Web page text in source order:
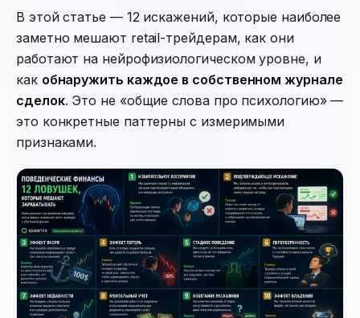
В этой статье — 12 искажений, которые наиболее
заметно мешают retail-трейдерам, как они
работают на нейрофизиологическом уровне, и
как обнаружить каждое в собственном журнале
сделок. Это не «общие слова про психологию» —
это конкретные паттерны с измеримыми
признаками.